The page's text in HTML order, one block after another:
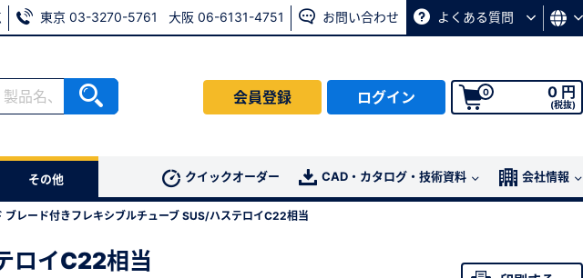
東京 03-3270-5761 大阪 06-6131-4751 お問い合わせ よくある質問
会員登録 ログイン 0 0 円
(税抜)
その他 クイックオーダー CAD・カタログ・技術資料 会社情報
ブレード付きフレキシブルチューブ SUS/ハステロイC22相当
ロイC22相当
会員の方はこちら